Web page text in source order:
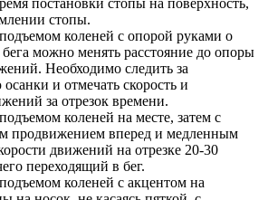
постановки стопы на поверхность,
стопы.
коленей с опорой руками о
можно менять расстояние до опоры
Необходимо следить за
и отмечать скорость и
за отрезок времени.
коленей на месте, затем с
продвижением вперед и медленным
движений на отрезке 20-30
переходящий в бег.
коленей с акцентом на